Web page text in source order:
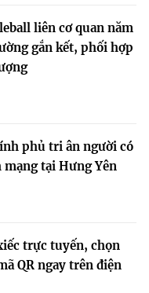
liên cơ quan năm
gắn kết, phối hợp
phủ tri ân người có
mạng tại Hưng Yên
trực tuyến, chọn
QR ngay trên điện